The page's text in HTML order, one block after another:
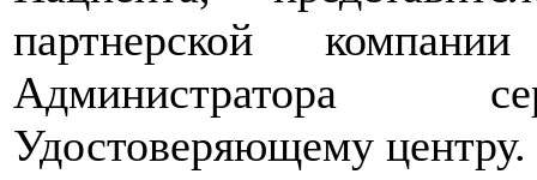
партнерской
Администратора
Удостоверяющему центру.